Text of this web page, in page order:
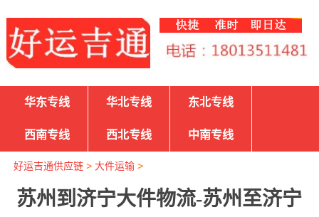
华东专线 华北专线 东北专线
西南专线 西北专线 中南专线
好运吉通供应链> 大件运输>
苏州到济宁大件物流-苏州至济宁